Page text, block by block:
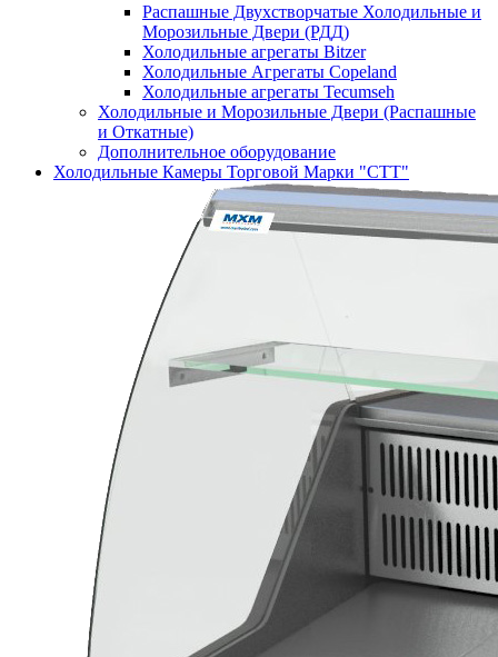
Распашные Двухстворчатые Холодильные и
Морозильные Двери (РДД)
Холодильные агрегаты Bitzer
Холодильные Агрегаты Copeland
Холодильные агрегаты Tecumseh
Холодильные и Морозильные Двери (Распашные
и Откатные)
Дополнительное оборудование
Холодильные Камеры Торговой Марки "СТТ"